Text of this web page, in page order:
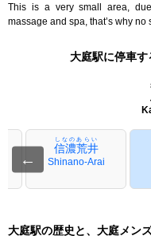
This is a very small area,
massage and spa, that’s why
大庭駅に停車す
←
信濃荒井
しなのあらい
Shinano-Arai
大庭駅の歴史と、大庭メン